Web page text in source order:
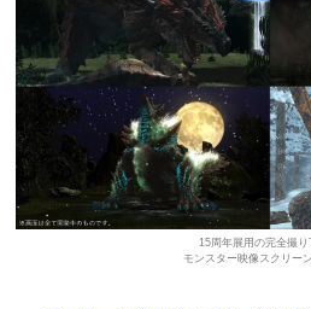
15周年展用の完全撮り
モンスター映像スクリー